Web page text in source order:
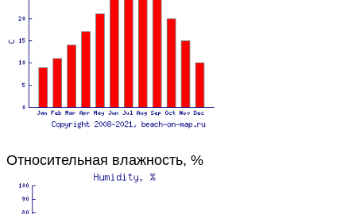
Относительная влажность, %